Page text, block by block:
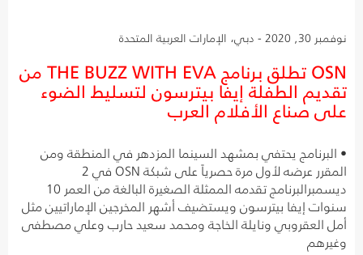
نوفمبر 30, 2020 - دبي، الإمارات العربية المتحدة
OSN تطلق برنامج THE BUZZ WITH EVA من
تقديم الطفلة إيفا بيترسون لتسليط الضوء
على صناع الأفلام العرب
• البرنامج يحتفي بمشهد السينما المزدهر في المنطقة ومن
المقرر عرضه لأول مرة حصرياً على شبكة OSN في 2
ديسمبرالبرنامج تقدمه الممثلة الصغيرة البالغة من العمر 10
سنوات إيفا بيترسون ويستضيف أشهر المخرجين الإماراتيين مثل
أمل العقروبي ونايلة الخاجة ومحمد سعيد حارب وعلي مصطفى
وغيرهم